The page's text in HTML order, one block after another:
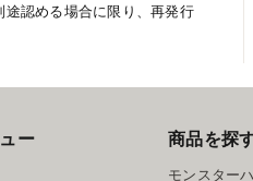
途認める場合に限り、再発行
ー 商品を探
モンスター